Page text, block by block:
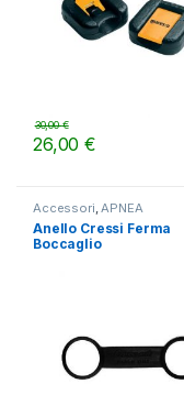
26,00€
30,00€
Accessori,APNEA
Anello Cressi Ferma
Boccaglio